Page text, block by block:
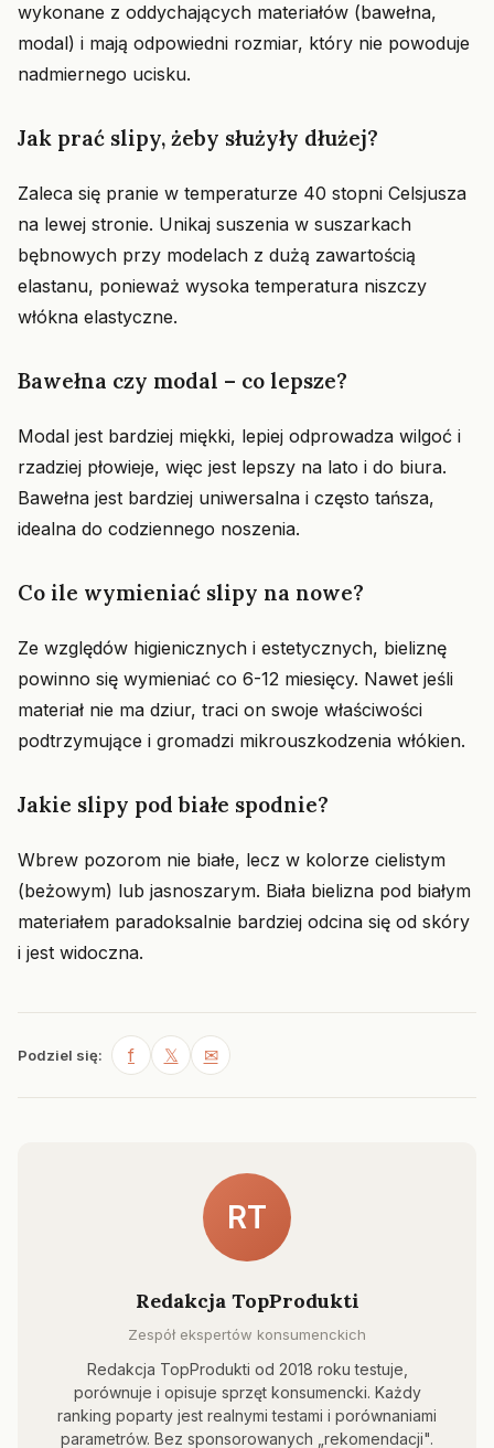
wykonane z oddychających materiałów (bawełna,
modal) i mają odpowiedni rozmiar, który nie powoduje
nadmiernego ucisku.
Jak prać slipy, żeby służyły dłużej?
Zaleca się pranie w temperaturze 40 stopni Celsjusza
na lewej stronie. Unikaj suszenia w suszarkach
bębnowych przy modelach z dużą zawartością
elastanu, ponieważ wysoka temperatura niszczy
włókna elastyczne.
Bawełna czy modal – co lepsze?
Modal jest bardziej miękki, lepiej odprowadza wilgoć i
rzadziej płowieje, więc jest lepszy na lato i do biura.
Bawełna jest bardziej uniwersalna i często tańsza,
idealna do codziennego noszenia.
Co ile wymieniać slipy na nowe?
Ze względów higienicznych i estetycznych, bieliznę
powinno się wymieniać co 6-12 miesięcy. Nawet jeśli
materiał nie ma dziur, traci on swoje właściwości
podtrzymujące i gromadzi mikrouszkodzenia włókien.
Jakie slipy pod białe spodnie?
Wbrew pozorom nie białe, lecz w kolorze cielistym
(beżowym) lub jasnoszarym. Biała bielizna pod białym
materiałem paradoksalnie bardziej odcina się od skóry
i jest widoczna.
Podziel się: f 𝕏 ✉
RT
Redakcja TopProdukti
Zespół ekspertów konsumenckich
Redakcja TopProdukti od 2018 roku testuje,
porównuje i opisuje sprzęt konsumencki. Każdy
ranking poparty jest realnymi testami i porównaniami
parametrów. Bez sponsorowanych „rekomendacji".